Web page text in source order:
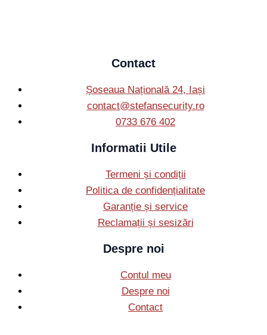
Contact
Șoseaua Națională 24, Iași
contact@stefansecurity.ro
0733 676 402
Informatii Utile
Termeni și condiții
Politica de confidențialitate
Garanție și service
Reclamații și sesizări
Despre noi
Contul meu
Despre noi
Contact